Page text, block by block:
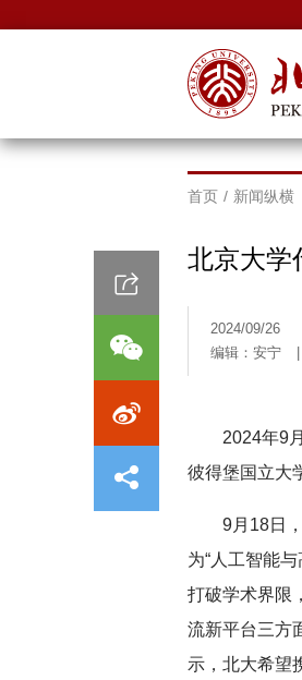
首页 / 新闻纵横
北京大学
2024/09/26
编辑：安宁
2024年9
彼得堡国立大
9月18日
为“人工智能
打破学术界限
流新平台三方
示，北大希望